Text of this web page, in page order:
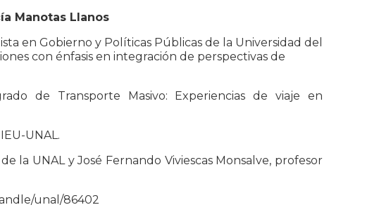
Manotas Llanos
en Gobierno y Políticas Públicas de la Universidad del
con énfasis en integración de perspectivas de
de Transporte Masivo: Experiencias de viaje en
UNAL.
la UNAL y José Fernando Viviescas Monsalve, profesor
unal/86402